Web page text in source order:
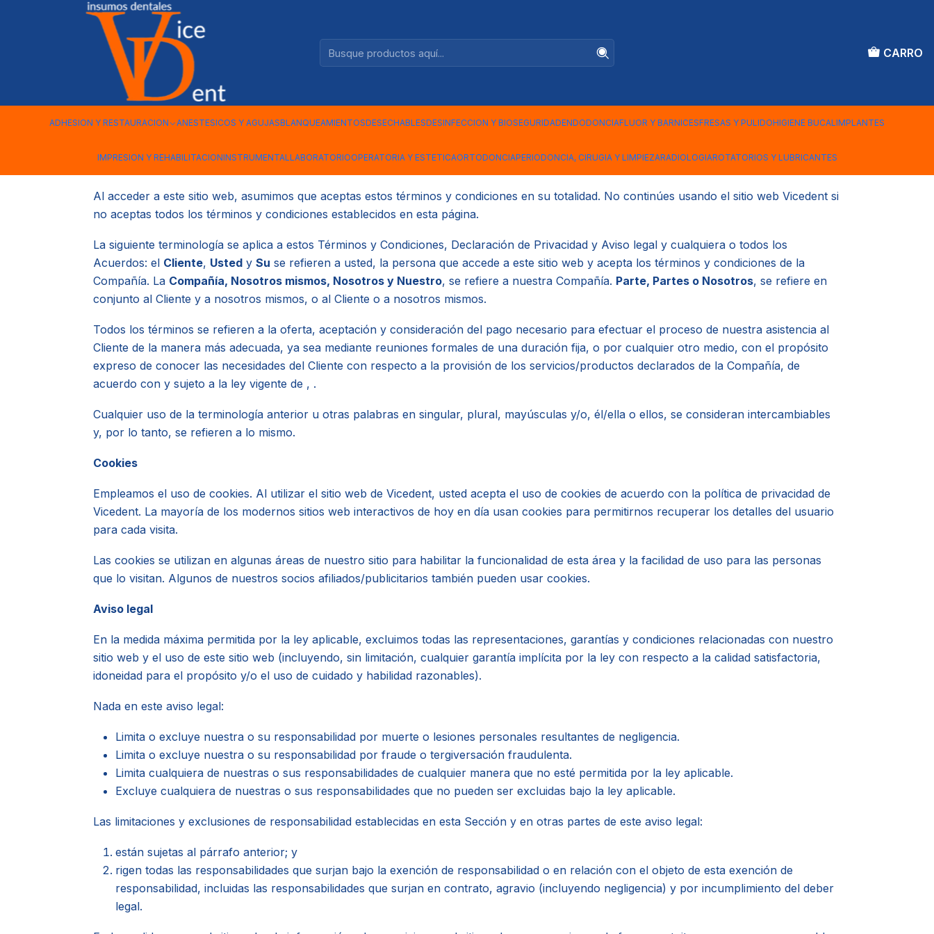
CARRO
ADHESION Y RESTAURACION ANESTESICOS Y AGUJASBLANQUEAMIENTOSDESECHABLESDESINFECCION Y BIOSEGURIDADENDODONCIAFLUOR Y BARNICESFRESAS Y PULIDOHIGIENE BUCALIMPLANTES
IMPRESION Y REHABILITACIONINSTRUMENTALLABORATORIOOPERATORIA Y ESTETICAORTODONCIAPERIODONCIA, CIRUGIA Y LIMPIEZARADIOLOGIAROTATORIOS Y LUBRICANTES
Términos y Condiciones
Términos y Condiciones
Al acceder a este sitio web, asumimos que aceptas estos términos y condiciones en su totalidad. No continúes usando el sitio web Vicedent si
no aceptas todos los términos y condiciones establecidos en esta página.
La siguiente terminología se aplica a estos Términos y Condiciones, Declaración de Privacidad y Aviso legal y cualquiera o todos los
Acuerdos: el Cliente, Usted y Su se refieren a usted, la persona que accede a este sitio web y acepta los términos y condiciones de la
Compañía. La Compañía, Nosotros mismos, Nosotros y Nuestro, se refiere a nuestra Compañía. Parte, Partes o Nosotros, se refiere en
conjunto al Cliente y a nosotros mismos, o al Cliente o a nosotros mismos.
Todos los términos se refieren a la oferta, aceptación y consideración del pago necesario para efectuar el proceso de nuestra asistencia al
Cliente de la manera más adecuada, ya sea mediante reuniones formales de una duración fija, o por cualquier otro medio, con el propósito
expreso de conocer las necesidades del Cliente con respecto a la provisión de los servicios/productos declarados de la Compañía, de
acuerdo con y sujeto a la ley vigente de , .
Cualquier uso de la terminología anterior u otras palabras en singular, plural, mayúsculas y/o, él/ella o ellos, se consideran intercambiables
y, por lo tanto, se refieren a lo mismo.
Cookies
Empleamos el uso de cookies. Al utilizar el sitio web de Vicedent, usted acepta el uso de cookies de acuerdo con la política de privacidad de
Vicedent. La mayoría de los modernos sitios web interactivos de hoy en día usan cookies para permitirnos recuperar los detalles del usuario
para cada visita.
Las cookies se utilizan en algunas áreas de nuestro sitio para habilitar la funcionalidad de esta área y la facilidad de uso para las personas
que lo visitan. Algunos de nuestros socios afiliados/publicitarios también pueden usar cookies.
Aviso legal
En la medida máxima permitida por la ley aplicable, excluimos todas las representaciones, garantías y condiciones relacionadas con nuestro
sitio web y el uso de este sitio web (incluyendo, sin limitación, cualquier garantía implícita por la ley con respecto a la calidad satisfactoria,
idoneidad para el propósito y/o el uso de cuidado y habilidad razonables).
Nada en este aviso legal:
Limita o excluye nuestra o su responsabilidad por muerte o lesiones personales resultantes de negligencia.
Limita o excluye nuestra o su responsabilidad por fraude o tergiversación fraudulenta.
Limita cualquiera de nuestras o sus responsabilidades de cualquier manera que no esté permitida por la ley aplicable.
Excluye cualquiera de nuestras o sus responsabilidades que no pueden ser excluidas bajo la ley aplicable.
Las limitaciones y exclusiones de responsabilidad establecidas en esta Sección y en otras partes de este aviso legal:
están sujetas al párrafo anterior; y
rigen todas las responsabilidades que surjan bajo la exención de responsabilidad o en relación con el objeto de esta exención de
responsabilidad, incluidas las responsabilidades que surjan en contrato, agravio (incluyendo negligencia) y por incumplimiento del deber
legal.